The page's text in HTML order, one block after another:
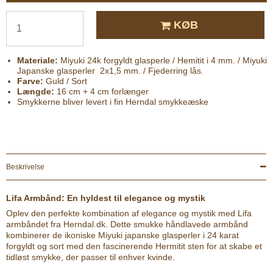
KØB
Materiale: Miyuki 24k forgyldt glasperle / Hemitit i 4 mm. / Miyuki
Japanske glasperler 2x1,5 mm. / Fjederring lås.
Farve: Guld / Sort
Længde: 16 cm + 4 cm forlænger
Smykkerne bliver levert i fin Herndal smykkeæske
Beskrivelse
Lifa Armbånd: En hyldest til elegance og mystik
Oplev den perfekte kombination af elegance og mystik med Lifa
armbåndet fra Herndal.dk. Dette smukke håndlavede armbånd
kombinerer de ikoniske Miyuki japanske glasperler i 24 karat
forgyldt og sort med den fascinerende Hermitit sten for at skabe et
tidløst smykke, der passer til enhver kvinde.